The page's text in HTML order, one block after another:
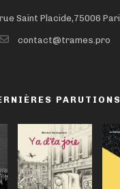
Saint Placide,75006
contact@trames.pro
PARUTIONS